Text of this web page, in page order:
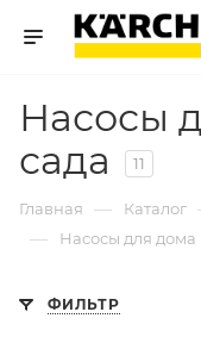
Насосы
сада
11
Главная — Каталог
— Насосы для дома
ФИЛЬТР